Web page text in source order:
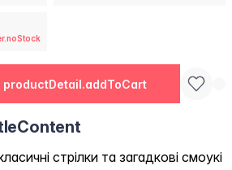
productDetail.addToCart
стрілки та загадкові смоукі